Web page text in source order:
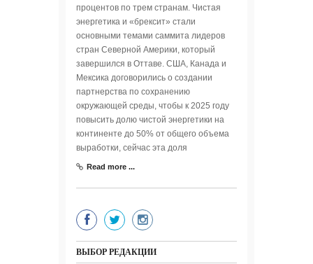
процентов по трем странам. Чистая
энергетика и «брексит» стали
основными темами саммита лидеров
стран Северной Америки, который
завершился в Оттаве. США, Канада и
Мексика договорились о создании
партнерства по сохранению
окружающей среды, чтобы к 2025 году
повысить долю чистой энергетики на
континенте до 50% от общего объема
выработки, сейчас эта доля
Read more ...
ВЫБОР РЕДАКЦИИ